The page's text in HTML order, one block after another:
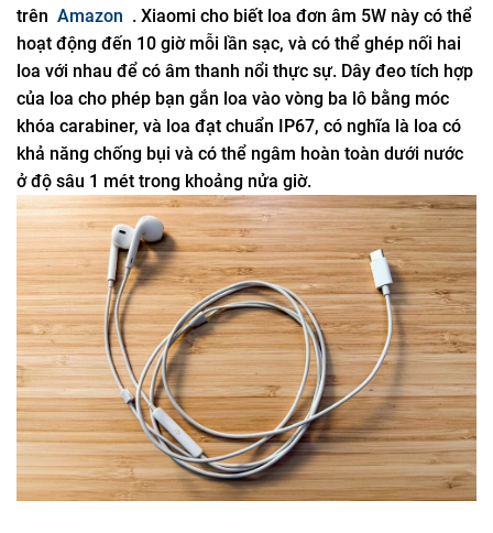
trên Amazon . Xiaomi cho biết loa đơn âm 5W này có thể
hoạt động đến 10 giờ mỗi lần sạc, và có thể ghép nối hai
loa với nhau để có âm thanh nổi thực sự. Dây đeo tích hợp
của loa cho phép bạn gắn loa vào vòng ba lô bằng móc
khóa carabiner, và loa đạt chuẩn IP67, có nghĩa là loa có
khả năng chống bụi và có thể ngâm hoàn toàn dưới nước
ở độ sâu 1 mét trong khoảng nửa giờ.